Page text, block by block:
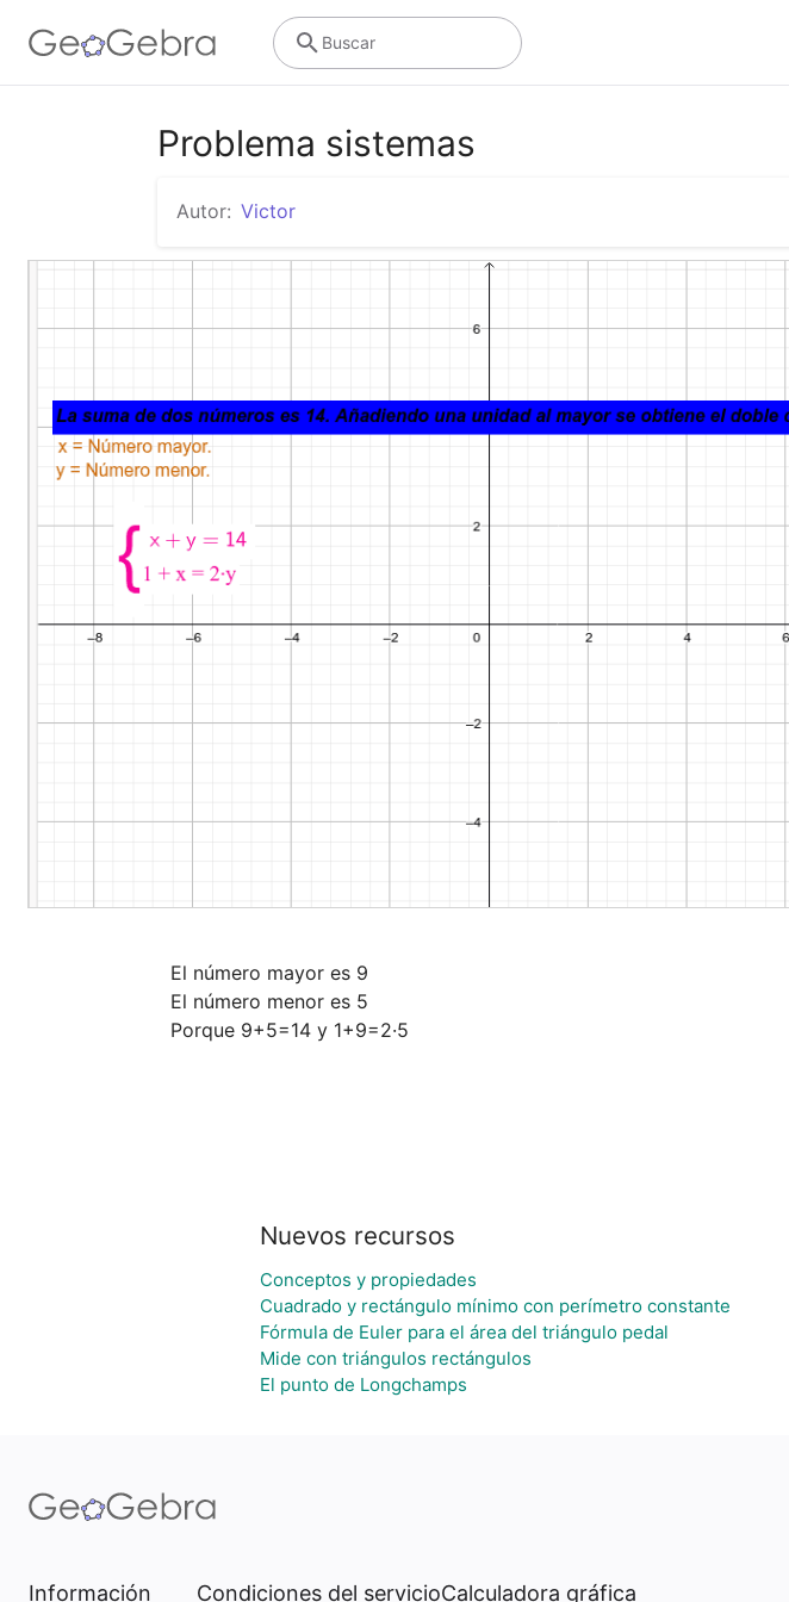
Buscar
Problema sistemas
Autor: Victor
El número mayor es 9
El número menor es 5
Porque 9+5=14 y 1+9=2·5
Nuevos recursos
Conceptos y propiedades
Cuadrado y rectángulo mínimo con perímetro constante
Fórmula de Euler para el área del triángulo pedal
Mide con triángulos rectángulos
El punto de Longchamps
Información Condiciones del servicioCalculadora gráfica